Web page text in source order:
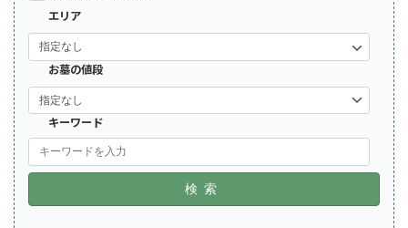
エリア
お墓の値段
キーワード
検索